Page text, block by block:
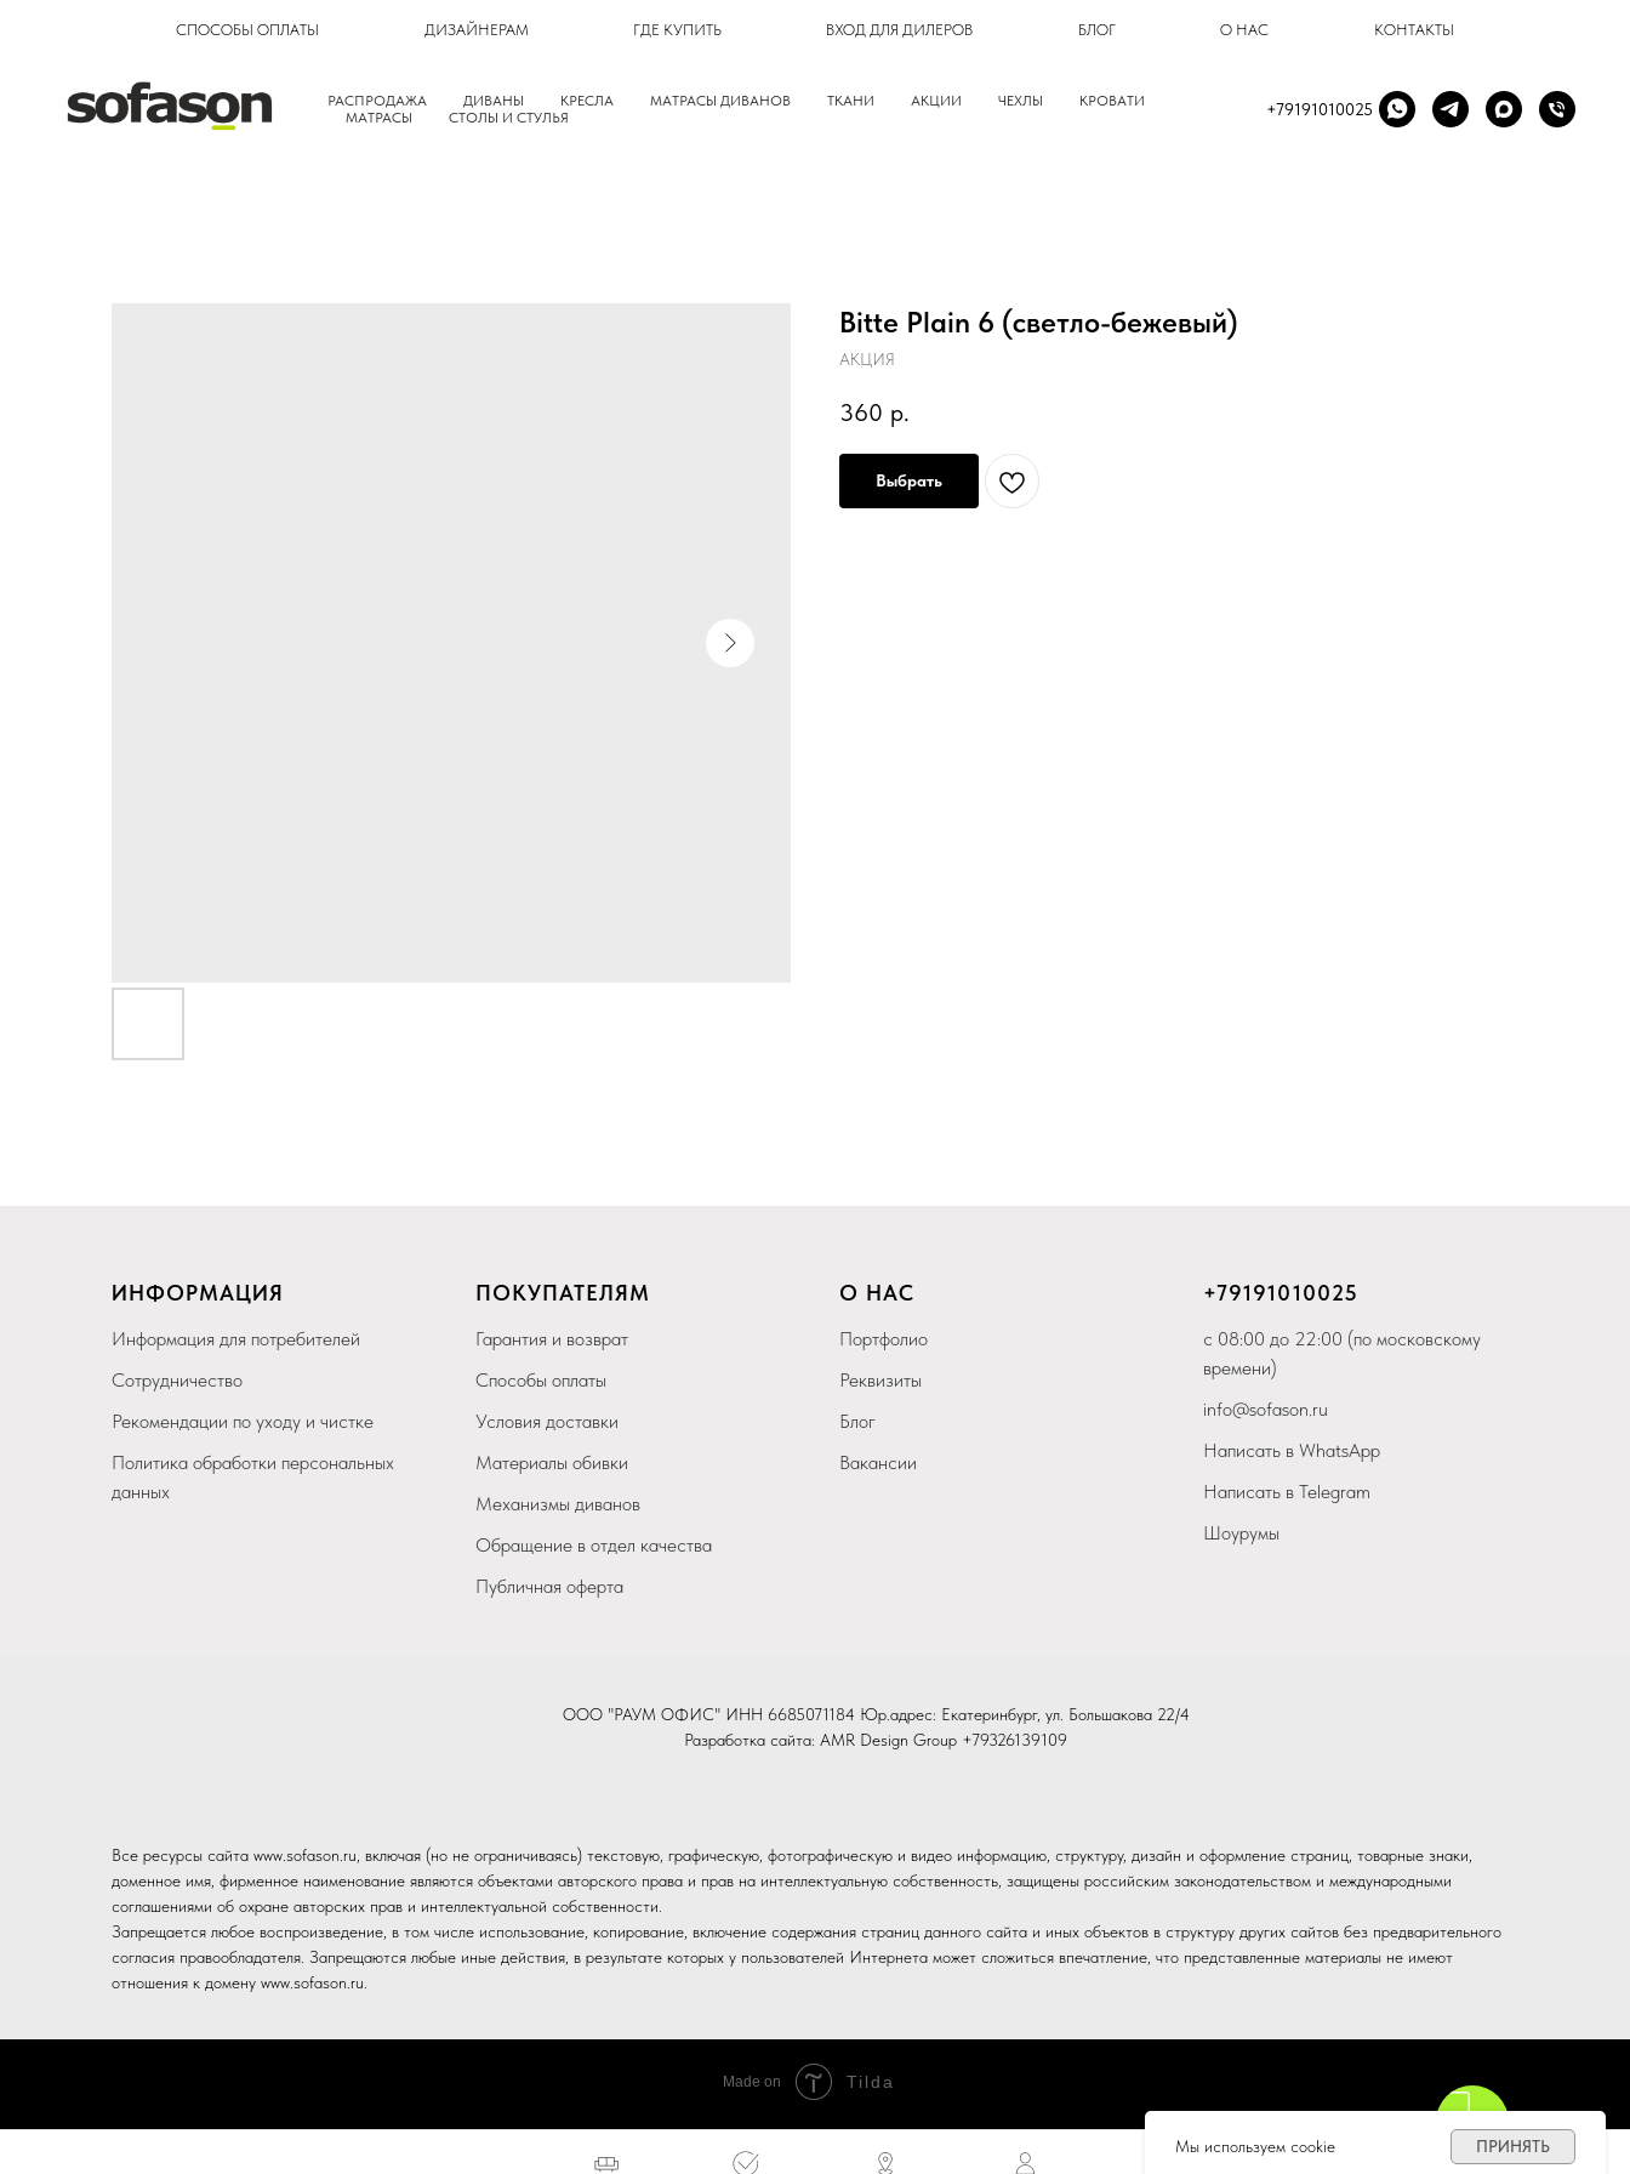
СПОСОБЫ ОПЛАТЫ ДИЗАЙНЕРАМ ГДЕ КУПИТЬ ВХОД ДЛЯ ДИЛЕРОВ БЛОГ О НАС КОНТАКТЫ
РАСПРОДАЖА ДИВАНЫ КРЕСЛА МАТРАСЫ ДИВАНОВ ТКАНИ АКЦИИ ЧЕХЛЫ
КРОВАТИ
МАТРАСЫ
СТОЛЫ И СТУЛЬЯ +79191010025
Bitte Plain 6 (светло-бежевый)
АКЦИЯ
360 р.
Выбрать
ИНФОРМАЦИЯ
Информация для потребителей
Сотрудничество
Рекомендации по уходу и чистке
Политика обработки персональных
данных
ПОКУПАТЕЛЯМ
Гарантия и возврат
Способы оплаты
Условия доставки
Материалы обивки
Механизмы диванов
Обращение в отдел качества
Публичная оферта
О НАС
Портфолио
Реквизиты
Блог
Вакансии
+79191010025
с 08:00 до 22:00 (по московскому
времени)
info@sofason.ru
Написать в WhatsApp
Написать в Telegram
Шоурумы
ООО "РАУМ ОФИС" ИНН 6685071184 Юр.адрес: Екатеринбург, ул. Большакова 22/4
Разработка сайта: AMR Design Group +79326139109
Все ресурсы сайта www.sofason.ru, включая (но не ограничиваясь) текстовую, графическую, фотографическую и видео информацию, структуру, дизайн и оформление страниц, товарные знаки,
доменное имя, фирменное наименование являются объектами авторского права и прав на интеллектуальную собственность, защищены российским законодательством и международными
соглашениями об охране авторских прав и интеллектуальной собственности.
Запрещается любое воспроизведение, в том числе использование, копирование, включение содержания страниц данного сайта и иных объектов в структуру других сайтов без предварительного
согласия правообладателя. Запрещаются любые иные действия, в результате которых у пользователей Интернета может сложиться впечатление, что представленные материалы не имеют
отношения к домену www.sofason.ru.
Мы используем cookie ПРИНЯТЬ
Made on Tilda